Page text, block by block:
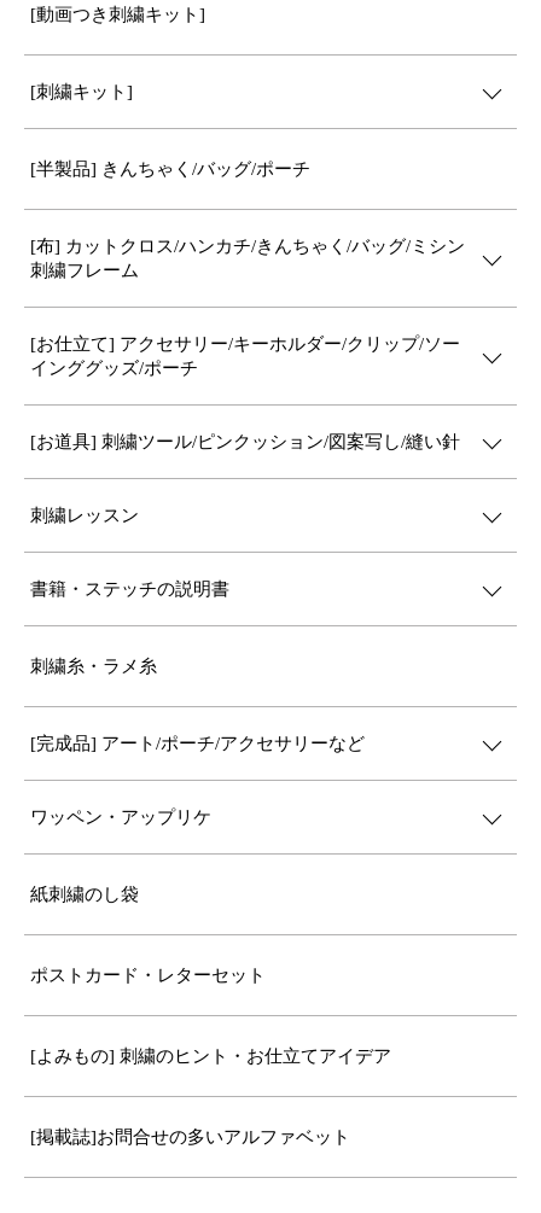
[動画つき刺繍キット]
[刺繍キット]
[半製品] きんちゃく/バッグ/ポーチ
[布] カットクロス/ハンカチ/きんちゃく/バッグ/ミシン
刺繍フレーム
[お仕立て] アクセサリー/キーホルダー/クリップ/ソー
インググッズ/ポーチ
[お道具] 刺繍ツール/ピンクッション/図案写し/縫い針
刺繍レッスン
書籍・ステッチの説明書
刺繍糸・ラメ糸
[完成品] アート/ポーチ/アクセサリーなど
ワッペン・アップリケ
紙刺繍のし袋
ポストカード・レターセット
[よみもの] 刺繍のヒント・お仕立てアイデア
[掲載誌]お問合せの多いアルファベット